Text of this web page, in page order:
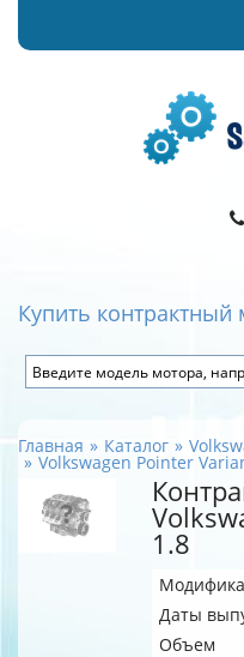
Купить
Главная Каталог
Volkswagen Pointer
1.8
Даты
Объем